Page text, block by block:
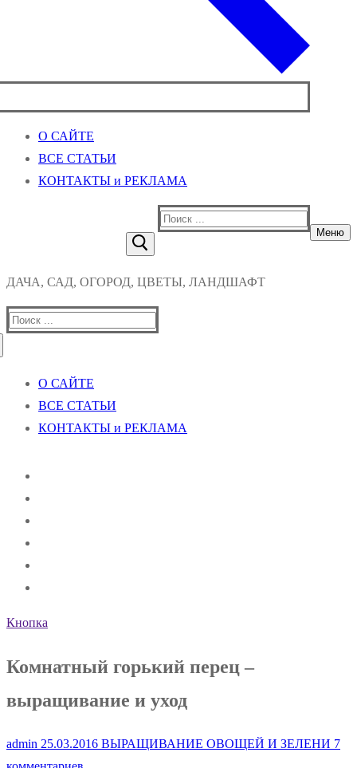
О САЙТЕ
ВСЕ СТАТЬИ
КОНТАКТЫ и РЕКЛАМА
Найти:
Меню
ДАЧА, САД, ОГОРОД, ЦВЕТЫ, ЛАНДШАФТ
Найти:
О САЙТЕ
ВСЕ СТАТЬИ
КОНТАКТЫ и РЕКЛАМА
Кнопка
Комнатный горький перец –
выращивание и уход
admin 25.03.2016 ВЫРАЩИВАНИЕ ОВОЩЕЙ И ЗЕЛЕНИ 7